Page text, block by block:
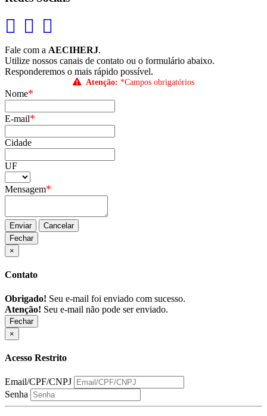
Fale com a AECIHERJ.
Utilize nossos canais de contato ou o formulário abaixo.
Responderemos o mais rápido possível.
Atenção: *Campos obrigatórios
Nome*
E-mail*
Cidade
UF
Mensagem*
Enviar
Cancelar
Fechar
×
Contato
Obrigado! Seu e-mail foi enviado com sucesso.
Atenção! Seu e-mail não pode ser enviado.
Fechar
×
Acesso Restrito
Email/CPF/CNPJ
Senha